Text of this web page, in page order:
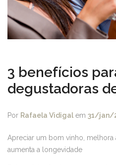
3 benefícios
degustadoras
Por Rafaela Vidigal em 31/jan/
Apreciar um bom vinho, melhora
aumenta a longevidade